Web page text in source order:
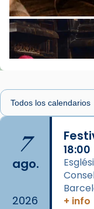
📸 Dr. G. Simón
Foto
View on Facebook
1 week ago
Memòria de
partir de
que les
Semproniana
7
ago.
2026
18:00
+ info